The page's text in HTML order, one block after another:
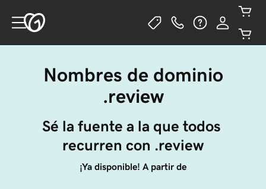
Nombres de dominio
.review
Sé la fuente a la que todos
recurren con .review
¡Ya disponible! A partir de